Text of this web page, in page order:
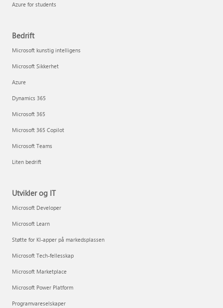
Azure for students
Bedrift
Microsoft kunstig intelligens
Microsoft Sikkerhet
Azure
Dynamics 365
Microsoft 365
Microsoft 365 Copilot
Microsoft Teams
Liten bedrift
Utvikler og IT
Microsoft Developer
Microsoft Learn
Støtte for KI-apper på markedsplassen
Microsoft Tech-fellesskap
Microsoft Marketplace
Microsoft Power Platform
Programvareselskaper